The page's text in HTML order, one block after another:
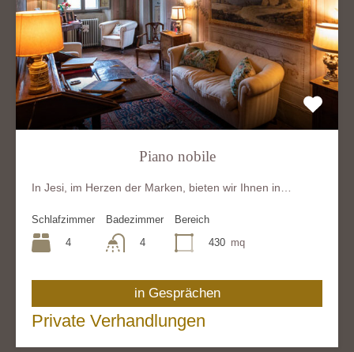
Piano nobile
In Jesi, im Herzen der Marken, bieten wir Ihnen in…
Schlafzimmer
4
Badezimmer
4
Bereich
430 mq
in Gesprächen
Private Verhandlungen